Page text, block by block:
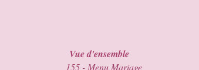
Vue d'ensemble